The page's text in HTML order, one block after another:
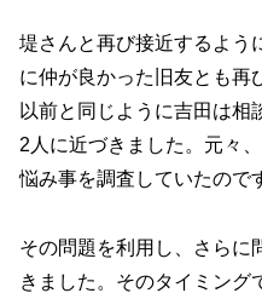
堤さんと再び接近するよう
に仲が良かった旧友とも再
以前と同じように吉田は相
2人に近づきました。元々
悩み事を調査していたので
その問題を利用し、さらに
きました。そのタイミング